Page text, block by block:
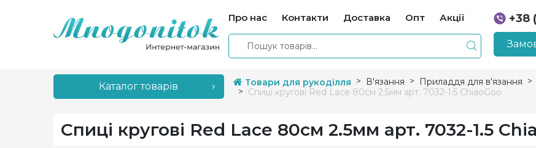
Про нас Контакти Доставка Опт Акції
+38
+38
Каталог товарів Товари для рукоділля В'язання Приладдя для в'язання
Спиці кругові Red Lace 80см 2.5мм арт. 7032-1.5 ChiaoGoo
Спиці кругові Red Lace 80см 2.5мм арт. 7032-1.5